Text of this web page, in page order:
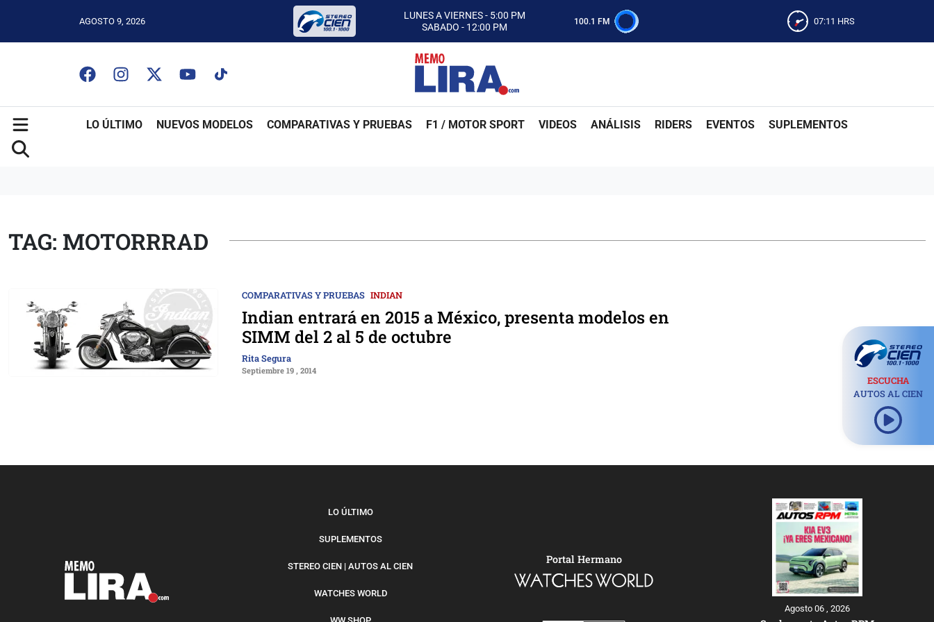
AGOSTO 9, 2026
LUNES A VIERNES - 5:00 PM
SABADO - 12:00 PM
ESCUCHA AUTOS AL CIEN
CON MEMO LIRA Y SU EQUIPO
LUNES A VIERNES - 5:00 PM
SABADO - 12:00 PM
100.1 FM 07:11 HRS
LO ÚLTIMO NUEVOS MODELOS COMPARATIVAS Y PRUEBAS F1 / MOTOR SPORT VIDEOS ANÁLISIS RIDERS EVENTOS SUPLEMENTOS
TAG: MOTORRRAD
COMPARATIVAS Y PRUEBAS INDIAN
Indian entrará en 2015 a México, presenta modelos en
SIMM del 2 al 5 de octubre
Rita Segura
Septiembre 19 , 2014
ESCUCHA
AUTOS AL CIEN
LO ÚLTIMO
SUPLEMENTOS
STEREO CIEN | AUTOS AL CIEN
WATCHES WORLD
Portal Hermano
Agosto 06 , 2026